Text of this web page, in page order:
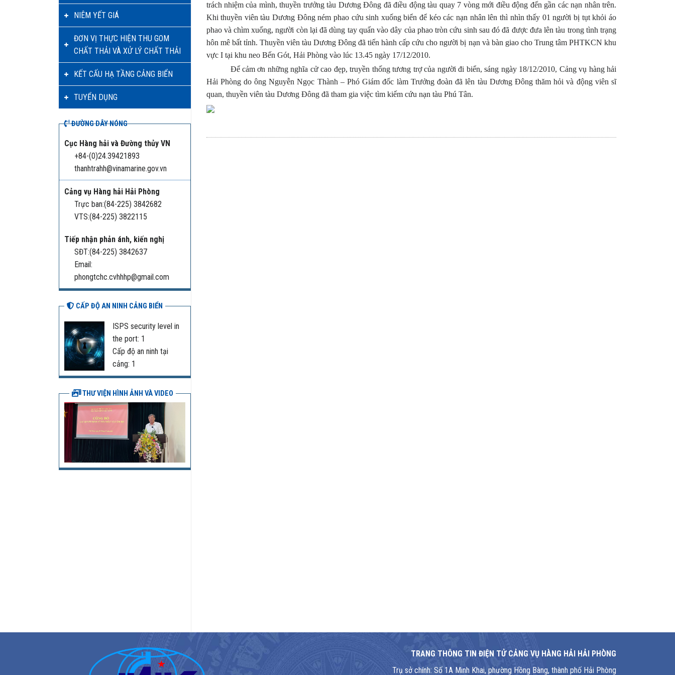
NIÊM YẾT GIÁ
ĐƠN VỊ THỰC HIỆN THU GOM
CHẤT THẢI VÀ XỬ LÝ CHẤT THẢI
KẾT CẤU HẠ TẦNG CẢNG BIỂN
TUYỂN DỤNG
ĐƯỜNG DÂY NÓNG
Cục Hàng hải và Đường thủy VN
+84-(0)24.39421893
thanhtrahh@vinamarine.gov.vn
Cảng vụ Hàng hải Hải Phòng
Trực ban:(84-225) 3842682
VTS:(84-225) 3822115
Tiếp nhận phản ánh, kiến nghị
SĐT:(84-225) 3842637
Email:
phongtchc.cvhhhp@gmail.com
CẤP ĐỘ AN NINH CẢNG BIỂN
ISPS security level in
the port: 1
Cấp độ an ninh tại
cảng: 1
THƯ VIỆN HÌNH ẢNH VÀ VIDEO
trách nhiệm của mình, thuyền trưởng tàu Dương Đông đã điều động tàu quay 7 vòng mới điều động đến gần các nạn nhân trên.
Khi thuyền viên tàu Dương Đông ném phao cứu sinh xuống biển để kéo các nạn nhân lên thì nhìn thấy 01 người bị tụt khỏi áo
phao và chìm xuống, người còn lại đã dùng tay quấn vào dây của phao tròn cứu sinh sau đó đã được đưa lên tàu trong tình trạng
hôn mê bất tỉnh. Thuyền viên tàu Dương Đông đã tiến hành cấp cứu cho người bị nạn và bàn giao cho Trung tâm PHTKCN khu
vực I tại khu neo Bến Gót, Hải Phòng vào lúc 13.45 ngày 17/12/2010.
Để cảm ơn những nghĩa cử cao đẹp, truyền thống tương trợ của người đi biển, sáng ngày 18/12/2010, Cảng vụ hàng hải
Hải Phòng do ông Nguyễn Ngọc Thành – Phó Giám đốc làm Trưởng đoàn đã lên tàu Dương Đông thăm hỏi và động viên sĩ
quan, thuyền viên tàu Dương Đông đã tham gia việc tìm kiếm cứu nạn tàu Phú Tân.
TRANG THÔNG TIN ĐIỆN TỬ CẢNG VỤ HÀNG HẢI HẢI PHÒNG
Trụ sở chính: Số 1A Minh Khai, phường Hồng Bàng, thành phố Hải Phòng